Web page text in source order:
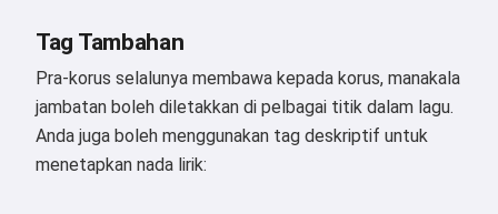
Tag Tambahan
Pra-korus selalunya membawa kepada korus, manakala
jambatan boleh diletakkan di pelbagai titik dalam lagu.
Anda juga boleh menggunakan tag deskriptif untuk
menetapkan nada lirik:
Saya menerima: Syarat Perkhidmatan
Dasar Privasi,
Dasar Bayaran Balik